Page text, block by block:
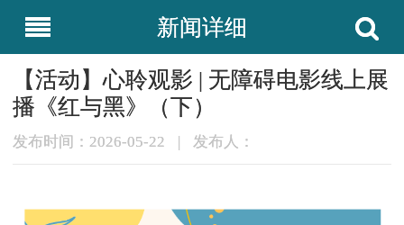
新闻详细
【活动】心聆观影 | 无障碍电影线上展
播《红与黑》（下）
发布时间：2026-05-22 发布人：